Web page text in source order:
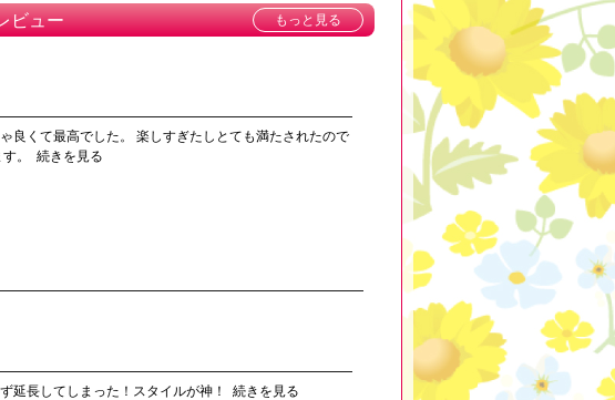
ビュー もっと見る
良くて最高でした。 楽しすぎたしとても満たされたので
。 続きを見る
延長してしまった！スタイルが神！ 続きを見る